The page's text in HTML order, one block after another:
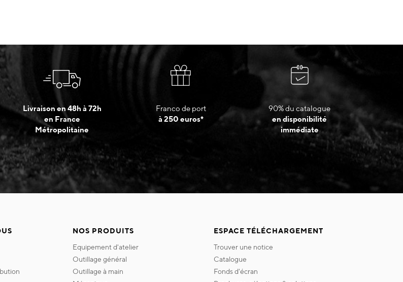
Livraison en 48h à 72h
en France
Métropolitaine
Franco de port
à 250 euros*
90% du catalogue
en disponibilité
immédiate
NOS PRODUITS
equipement d'atelier
outillage général
outillage à main
ESPACE TÉLÉCHARGEMENT
trouver une notice
catalogue
fonds d'écran